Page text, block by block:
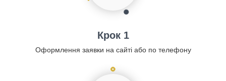
Крок 1
Оформлення заявки на сайті або по телефону